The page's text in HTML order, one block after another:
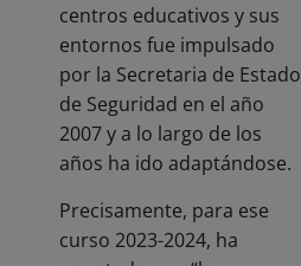
centros educativos y sus
entornos fue impulsado
por la Secretaria de Estado
de Seguridad en el año
2007 y a lo largo de los
años ha ido adaptándose.
Precisamente, para ese
curso 2023-2024, ha